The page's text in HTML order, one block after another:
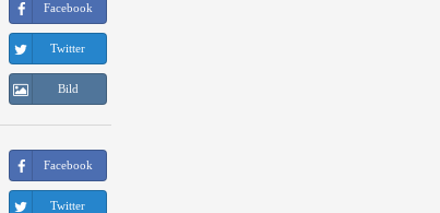
Facebook
Twitter
Bild
Facebook
Twitter